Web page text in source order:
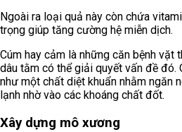
Ngoài ra loại quả này còn chứa
trọng giúp tăng cường hệ miễn dịch.
Cúm hay cảm là những căn bệnh vặt
dâu tằm có thể giải quyết vấn đề đó.
như một chất diệt khuẩn nhằm ngăn
lạnh nhờ vào các khoáng chất đốt.
Xây dựng mô xương